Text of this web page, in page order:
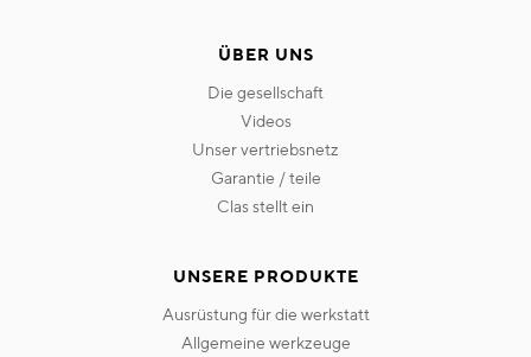
ÜBER UNS
die gesellschaft
videos
unser vertriebsnetz
garantie / teile
clas stellt ein
UNSERE PRODUKTE
ausrüstung für die werkstatt
allgemeine werkzeuge